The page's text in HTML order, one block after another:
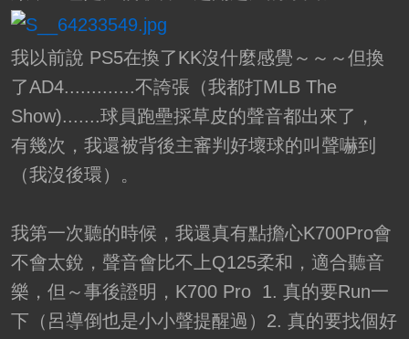
我以前說 PS5在換了KK沒什麼感覺～～～但換
了AD4.............不誇張（我都打MLB The
Show).......球員跑壘採草皮的聲音都出來了，
有幾次，我還被背後主審判好壞球的叫聲嚇到
（我沒後環）。
我第一次聽的時候，我還真有點擔心K700Pro會
不會太銳，聲音會比不上Q125柔和，適合聽音
樂，但～事後證明，K700 Pro 1. 真的要Run一
下（呂導倒也是小小聲提醒過）2. 真的要找個好